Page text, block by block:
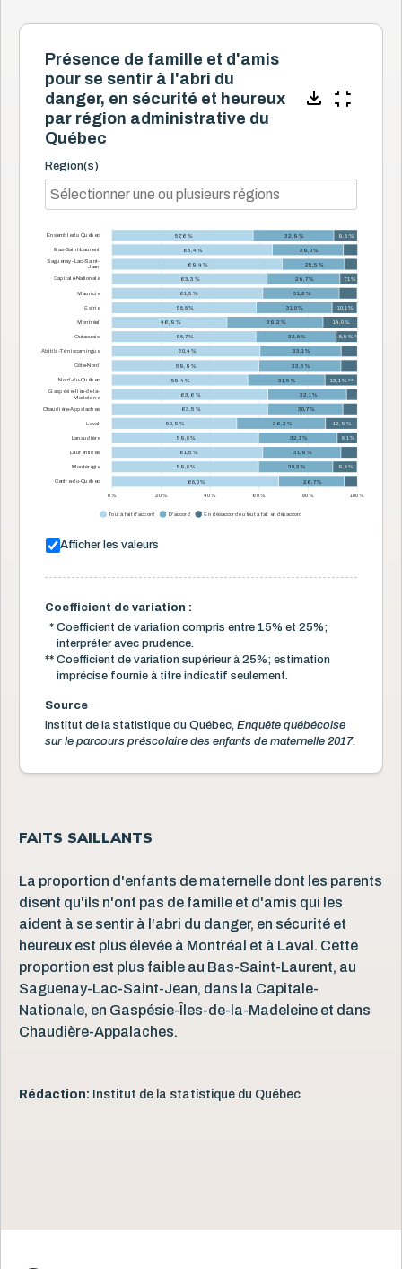
Présence de famille et d'amis
pour se sentir à l'abri du
danger, en sécurité et heureux
par région administrative du
Québec
Région(s)
0 % 20 % 40 % 60 % 80 % 100 %
57,6 % 32,9 % 9,5 %
65,4 % 29,0 %
69,4 % 25,5 %
63,3 % 29,7 % 7,1 %
61,5 % 31,2 %
58,8 % 31,0 % 10,1 %
46,9 % 39,2 % 14,0 %
58,7 % 32,8 % 8,5 % *
60,4 % 33,1 %
59,9 % 33,5 %
55,4 % 31,5 % 13,1 % **
63,6 % 32,1 %
63,5 % 30,7 %
50,9 % 36,2 % 12,9 %
59,8 % 32,1 % 8,1 %
61,5 % 31,9 %
59,8 % 30,3 % 9,8 %
68,0 % 26,7 %
Ensemble du Québec
Bas-Saint-Laurent
Saguenay–Lac-Saint-
Jean
Capitale-Nationale
Mauricie
Estrie
Montréal
Outaouais
Abitibi-Témiscamingue
Côte-Nord
Nord-du-Québec
Gaspésie–Îles-de-la-
Madeleine
Chaudière-Appalaches
Laval
Lanaudière
Laurentides
Montérégie
Centre-du-Québec
Tout à fait d'accord D'accord En désaccord ou tout à fait en désaccord
Afficher les valeurs
Coefficient de variation :
* Coefficient de variation compris entre 15% et 25%;
interpréter avec prudence.
** Coefficient de variation supérieur à 25%; estimation
imprécise fournie à titre indicatif seulement.
Source
Institut de la statistique du Québec, Enquête québécoise
sur le parcours préscolaire des enfants de maternelle 2017.
FAITS SAILLANTS
La proportion d'enfants de maternelle dont les parents
disent qu'ils n'ont pas de famille et d'amis qui les
aident à se sentir à l’abri du danger, en sécurité et
heureux est plus élevée à Montréal et à Laval. Cette
proportion est plus faible au Bas-Saint-Laurent, au
Saguenay-Lac-Saint-Jean, dans la Capitale-
Nationale, en Gaspésie-Îles-de-la-Madeleine et dans
Chaudière-Appalaches.
Rédaction: Institut de la statistique du Québec